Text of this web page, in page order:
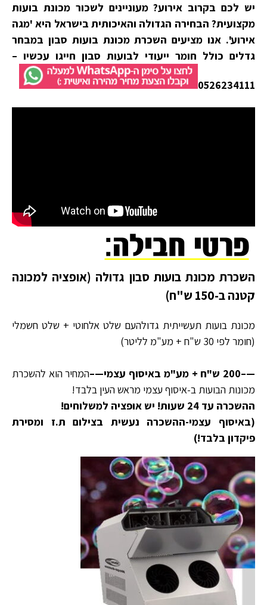
יש לכם בקרוב אירוע? מעוניינים לשכור מכונת בועות
מקצועית? הבחירה הגדולה והאיכותית בישראל היא 'מגה
אירוע'. אנו מציעים השכרת מכונת בועות סבון במבחר
גדלים כולל חומר ייעודי לבועות סבון חייגו עכשיו –
0526234111
השכרת מכונת בועות סבון גדולה (אופציה למכונה
קטנה ב-150 ש"ח)
מכונת בועות תעשייתית גדולהעם שלט אלחוטי + שלט חשמלי
(חומר לפי 30 ש"ח + מע"מ לליטר)
—–200 ש"ח + מע"מ באיסוף עצמי—–
המחיר הוא להשכרת
מכונות הבועות ב-איסוף עצמי מראש העין בלבד!
ההשכרה עד 24 שעות! יש אופציה למשלוחים!
(באיסוף עצמי-ההשכרה נעשית בצילום ת.ז ומסירת
פיקדון בלבד!)